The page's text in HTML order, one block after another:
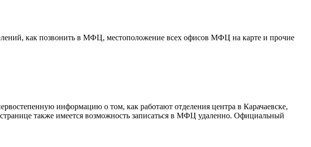
как позвонить в МФЦ, местоположение всех офисов МФЦ на карте и прочие
информацию о том, как работают отделения центра в Карачаевске,
также имеется возможность записаться в МФЦ удаленно. Официальный